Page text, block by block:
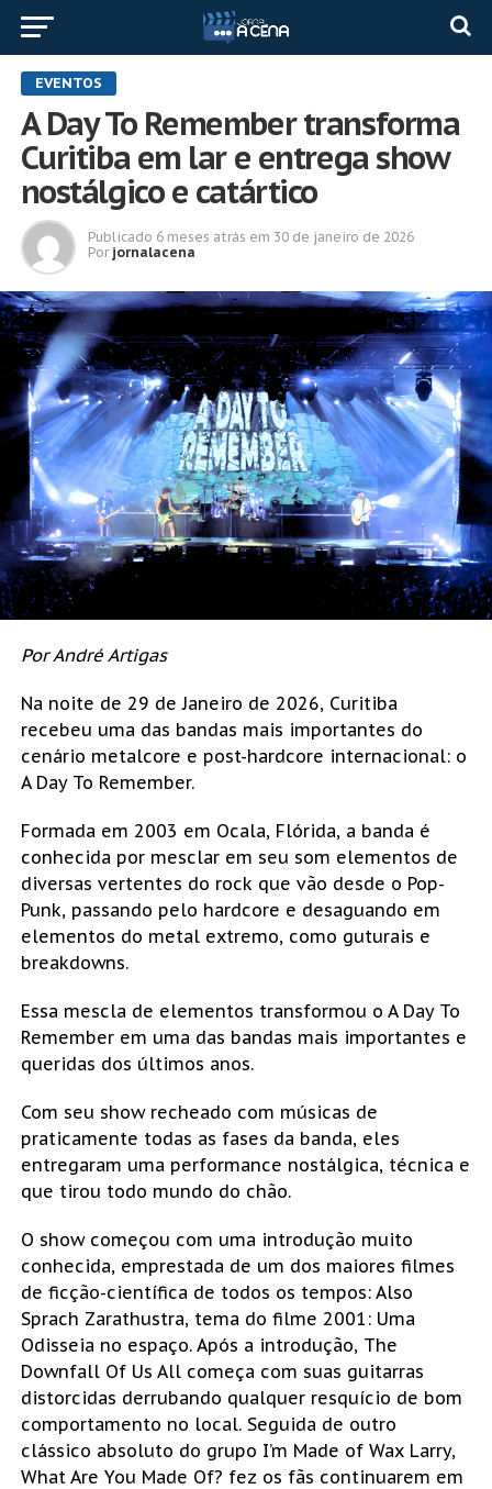
EVENTOS
A Day To Remember transforma
Curitiba em lar e entrega show
nostálgico e catártico
Publicado 6 meses atrás em 30 de janeiro de 2026
Por jornalacena
Por André Artigas
Na noite de 29 de Janeiro de 2026, Curitiba
recebeu uma das bandas mais importantes do
cenário metalcore e post-hardcore internacional: o
A Day To Remember.
Formada em 2003 em Ocala, Flórida, a banda é
conhecida por mesclar em seu som elementos de
diversas vertentes do rock que vão desde o Pop-
Punk, passando pelo hardcore e desaguando em
elementos do metal extremo, como guturais e
breakdowns.
Essa mescla de elementos transformou o A Day To
Remember em uma das bandas mais importantes e
queridas dos últimos anos.
Com seu show recheado com músicas de
praticamente todas as fases da banda, eles
entregaram uma performance nostálgica, técnica e
que tirou todo mundo do chão.
O show começou com uma introdução muito
conhecida, emprestada de um dos maiores filmes
de ficção-científica de todos os tempos: Also
Sprach Zarathustra, tema do filme 2001: Uma
Odisseia no espaço. Após a introdução, The
Downfall Of Us All começa com suas guitarras
distorcidas derrubando qualquer resquício de bom
comportamento no local. Seguida de outro
clássico absoluto do grupo I’m Made of Wax Larry,
What Are You Made Of? fez os fãs continuarem em